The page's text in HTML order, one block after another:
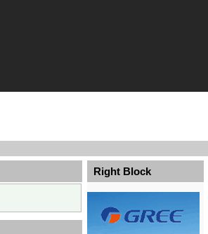
Right Block